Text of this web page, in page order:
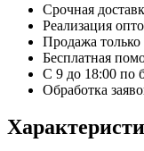
Срочная
Реализация
Продажа
Бесплатная
С 9 до 18:00 по
Обработка